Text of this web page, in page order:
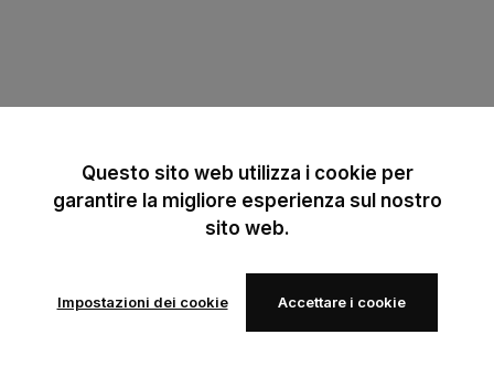
Questo sito web utilizza i cookie per
garantire la migliore esperienza sul nostro
sito web.
Impostazioni dei cookie Accettare i cookie